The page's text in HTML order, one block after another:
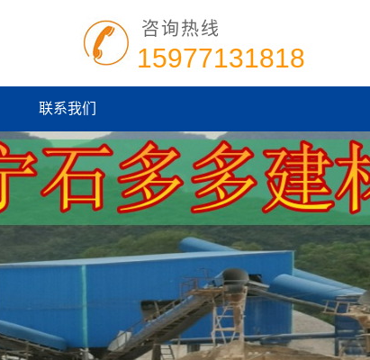
咨询热线
15977131818
联系我们